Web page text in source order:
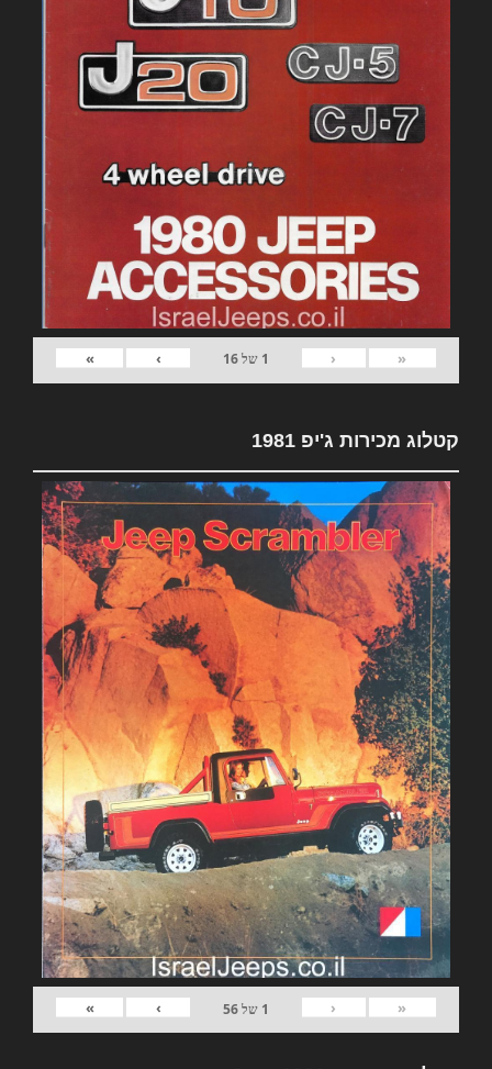
«
‹
1 של16
›
»
קטלוג מכירות ג'יפ 1981
«
‹
1 של56
›
»